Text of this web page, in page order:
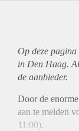
Op deze
in Den Haag.
de aanbieder.
Door de
aan te melden
11:00).